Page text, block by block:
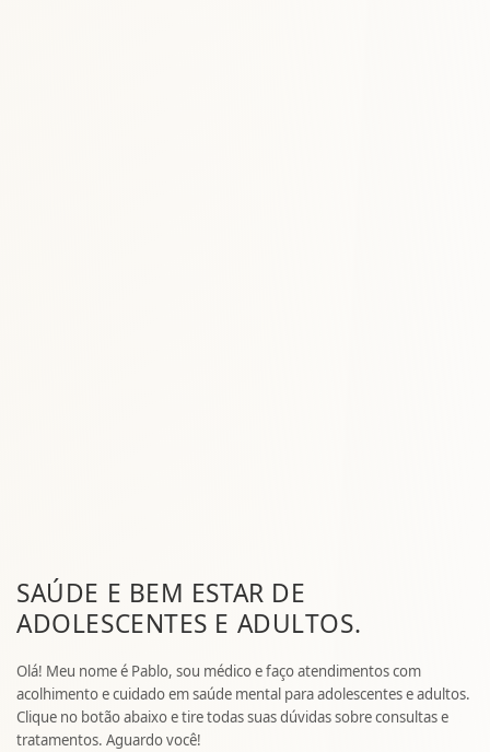
SAÚDE E BEM ESTAR DE
ADOLESCENTES E ADULTOS.
Olá! Meu nome é Pablo, sou médico e faço atendimentos com
acolhimento e cuidado em saúde mental para adolescentes e adultos.
Clique no botão abaixo e tire todas suas dúvidas sobre consultas e
tratamentos. Aguardo você!